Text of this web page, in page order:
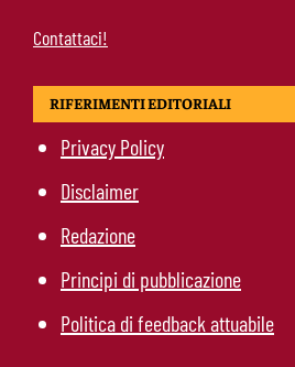
Contattaci!
RIFERIMENTI EDITORIALI
Privacy Policy
Disclaimer
Redazione
Principi di pubblicazione
Politica di feedback attuabile